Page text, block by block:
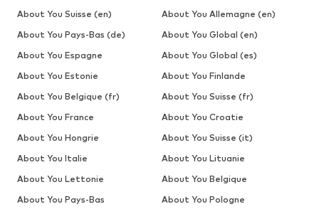
About You Suisse (en)
About You Allemagne (en)
About You Pays-Bas (de)
About You Global (en)
About You Espagne
About You Global (es)
About You Estonie
About You Finlande
About You Belgique (fr)
About You Suisse (fr)
About You France
About You Croatie
About You Hongrie
About You Suisse (it)
About You Italie
About You Lituanie
About You Lettonie
About You Belgique
About You Pays-Bas
About You Pologne